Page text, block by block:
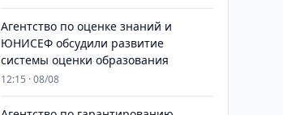
Агентство по оценке знаний и
ЮНИСЕФ обсудили развитие
системы оценки образования
12:15 · 08/08